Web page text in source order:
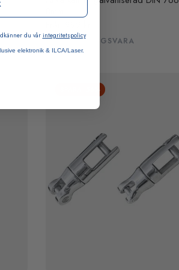
BESTÄLLNINGSVARA
-56%
du vår integritetspolicy
elektronik & ILCA/Laser.